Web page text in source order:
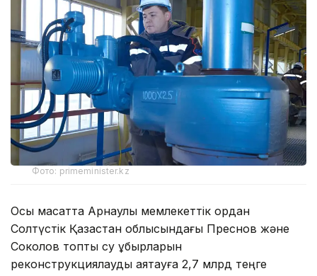
Фото: primeminister.kz
Осы мақсатта Арнаулы мемлекеттік қордан
Солтүстік Қазақстан облысындағы Преснов және
Соколов топтық су құбырларын
реконструкциялауды аяқтауға 2,7 млрд теңге